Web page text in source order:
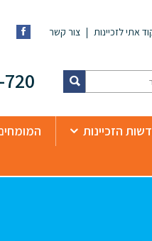
אתי לזכיינות צור קשר
הזכיינות